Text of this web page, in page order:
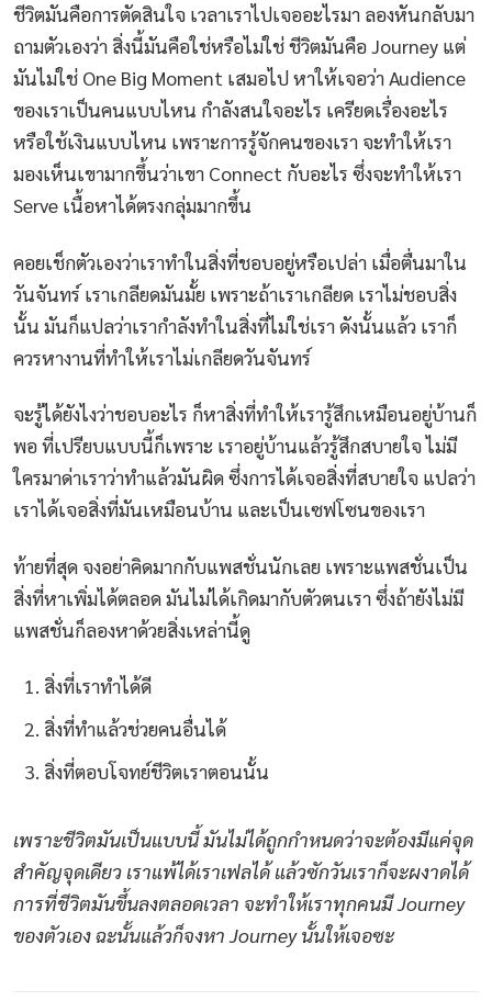
ชีวิตมันคือการตัดสินใจ เวลาเราไปเจออะไรมา ลองหันกลับมา
ถามตัวเองว่า สิ่งนี้มันคือใช่หรือไม่ใช่ ชีวิตมันคือ Journey แต่
มันไม่ใช่ One Big Moment เสมอไป หาให้เจอว่า Audience
ของเราเป็นคนแบบไหน กำลังสนใจอะไร เครียดเรื่องอะไร
หรือใช้เงินแบบไหน เพราะการรู้จักคนของเรา จะทำให้เรา
มองเห็นเขามากขึ้นว่าเขา Connect กับอะไร ซึ่งจะทำให้เรา
Serve เนื้อหาได้ตรงกลุ่มมากขึ้น
คอยเช็กตัวเองว่าเราทำในสิ่งที่ชอบอยู่หรือเปล่า เมื่อตื่นมาใน
วันจันทร์ เราเกลียดมันมั้ย เพราะถ้าเราเกลียด เราไม่ชอบสิ่ง
นั้น มันก็แปลว่าเรากำลังทำในสิ่งที่ไม่ใช่เรา ดังนั้นแล้ว เราก็
ควรหางานที่ทำให้เราไม่เกลียดวันจันทร์
จะรู้ได้ยังไงว่าชอบอะไร ก็หาสิ่งที่ทำให้เรารู้สึกเหมือนอยู่บ้านก็
พอ ที่เปรียบแบบนี้ก็เพราะ เราอยู่บ้านแล้วรู้สึกสบายใจ ไม่มี
ใครมาด่าเราว่าทำแล้วมันผิด ซึ่งการได้เจอสิ่งที่สบายใจ แปลว่า
เราได้เจอสิ่งที่มันเหมือนบ้าน และเป็นเซฟโซนของเรา
ท้ายที่สุด จงอย่าคิดมากกับแพสชั่นนักเลย เพราะแพสชั่นเป็น
สิ่งที่หาเพิ่มได้ตลอด มันไม่ได้เกิดมากับตัวตนเรา ซึ่งถ้ายังไม่มี
แพสชั่นก็ลองหาด้วยสิ่งเหล่านี้ดู
สิ่งที่เราทำได้ดี
สิ่งที่ทำแล้วช่วยคนอื่นได้
สิ่งที่ตอบโจทย์ชีวิตเราตอนนั้น
เพราะชีวิตมันเป็นแบบนี้ มันไม่ได้ถูกกำหนดว่าจะต้องมีแค่จุด
สำคัญจุดเดียว เราแพ้ได้เราเฟลได้ แล้วซักวันเราก็จะผงาดได้
การที่ชีวิตมันขึ้นลงตลอดเวลา จะทำให้เราทุกคนมี Journey
ของตัวเอง ฉะนั้นแล้วก็จงหา Journey นั้นให้เจอซะ